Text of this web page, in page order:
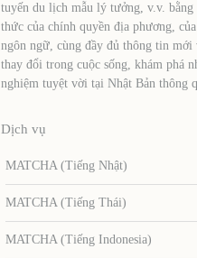
tuyến du lịch mẫu lý tưởng, v.v.
thức của chính quyền địa phương,
ngôn ngữ, cùng đầy đủ thông tin mới
thay đổi trong cuộc sống, khám phá
nghiệm tuyệt vời tại Nhật Bản thông
Dịch vụ
MATCHA (Tiếng Nhật)
MATCHA (Tiếng Thái)
MATCHA (Tiếng Indonesia)